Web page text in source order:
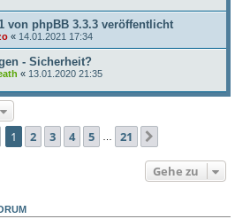
von phpBB 3.3.3 veröffentlicht
« 14.01.2021 17:34
- Sicherheit?
« 13.01.2020 21:35
Seite 1von 21
1 2 3 4 5 21
Gehe zu